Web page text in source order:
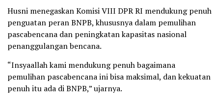
Husni menegaskan Komisi VIII DPR RI mendukung penuh
penguatan peran BNPB, khususnya dalam pemulihan
pascabencana dan peningkatan kapasitas nasional
penanggulangan bencana.
“Insyaallah kami mendukung penuh bagaimana
pemulihan pascabencana ini bisa maksimal, dan kekuatan
penuh itu ada di BNPB,” ujarnya.